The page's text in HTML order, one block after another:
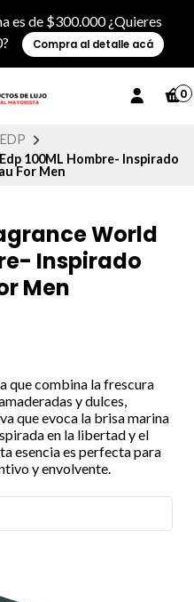
es de $300.000 ¿Quieres
Compra al detalle acá
0
EDP
100ML Hombre- Inspirado
For Men
World
Inspirado
Men
que combina la frescura
y dulces,
que evoca la brisa marina
en la libertad y el
esencia es perfecta para
y envolvente.